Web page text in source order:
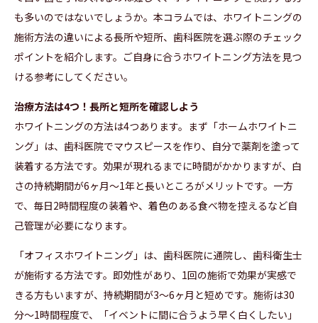
も多いのではないでしょうか。本コラムでは、ホワイトニングの
施術方法の違いによる長所や短所、歯科医院を選ぶ際のチェック
ポイントを紹介します。ご自身に合うホワイトニング方法を見つ
ける参考にしてください。
治療方法は4つ！長所と短所を確認しよう
ホワイトニングの方法は4つあります。まず「ホームホワイトニ
ング」は、歯科医院でマウスピースを作り、自分で薬剤を塗って
装着する方法です。効果が現れるまでに時間がかかりますが、白
さの持続期間が6ヶ月〜1年と長いところがメリットです。一方
で、毎日2時間程度の装着や、着色のある食べ物を控えるなど自
己管理が必要になります。
「オフィスホワイトニング」は、歯科医院に通院し、歯科衛生士
が施術する方法です。即効性があり、1回の施術で効果が実感で
きる方もいますが、持続期間が3〜6ヶ月と短めです。施術は30
分〜1時間程度で、「イベントに間に合うよう早く白くしたい」